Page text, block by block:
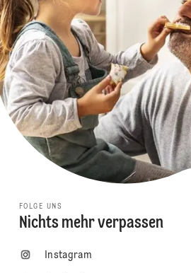
FOLGE UNS
Nichts mehr verpassen
Instagram